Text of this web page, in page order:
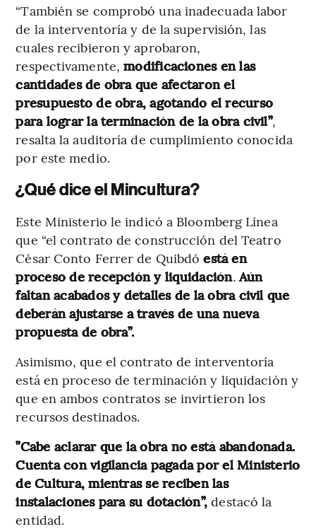
“También se comprobó una inadecuada labor
de la interventoría y de la supervisión, las
cuales recibieron y aprobaron,
respectivamente,modificaciones en las
cantidades de obra que afectaron el
presupuesto de obra, agotando el recurso
para lograr la terminación de la obra civil”,
resalta la auditoría de cumplimiento conocida
por este medio.
¿Qué dice el Mincultura?
Este Ministerio le indicó a Bloomberg Línea
que “el contrato de construcción del Teatro
César Conto Ferrer de Quibdóestá en
proceso de recepción y liquidación.Aún
faltan acabados y detalles de la obra civil que
deberán ajustarse a través de una nueva
propuesta de obra”.
Asimismo, que el contrato de interventoría
está en proceso de terminación y liquidación y
que en ambos contratos se invirtieron los
recursos destinados.
”Cabe aclarar que la obra no está abandonada.
Cuenta con vigilancia pagada por el Ministerio
de Cultura, mientras se reciben las
instalaciones para su dotación”,destacó la
entidad.